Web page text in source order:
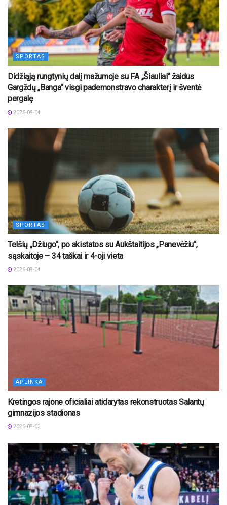
SPORTAS
Didžiąją rungtynių dalį mažumoje su FA „Šiauliai“ žaidus
Gargždų „Banga“ visgi pademonstravo charakterį ir šventė
pergalę
2026-08-04
SPORTAS
Telšių „Džiugo“, po akistatos su Aukštaitijos „Panevėžiu“,
sąskaitoje – 34 taškai ir 4-oji vieta
2026-08-04
APLINKA
Kretingos rajone oficialiai atidarytas rekonstruotas Salantų
gimnazijos stadionas
2026-08-03